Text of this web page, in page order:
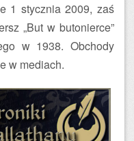
1 stycznia 2009, zaś
„But w butonierce”
w 1938. Obchody
w mediach.